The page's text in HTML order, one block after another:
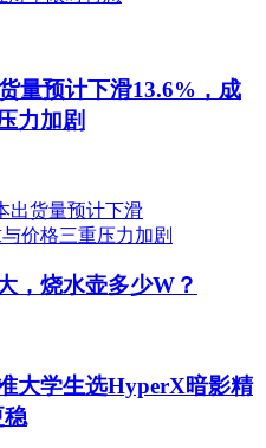
量预计下滑13.6%，成
力加剧
，烧水壶多少W？
大学生选HyperX暗影精
稳